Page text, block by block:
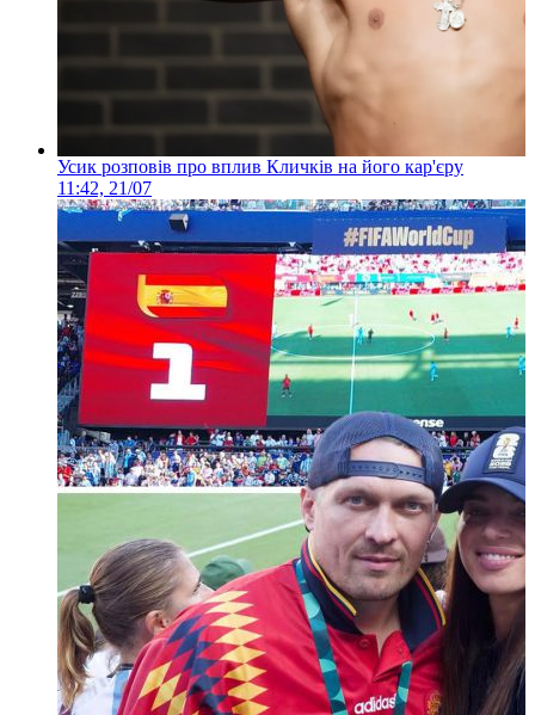
Усик розповів про вплив Кличків на його кар'єру
11:42, 21/07